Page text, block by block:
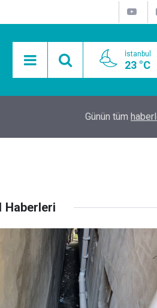
İstanbul
23 °C
Mobil Araçlarla Hayır
Günün tüm
Haberleri